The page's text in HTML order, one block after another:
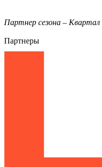
Партнер сезона –
Партнеры